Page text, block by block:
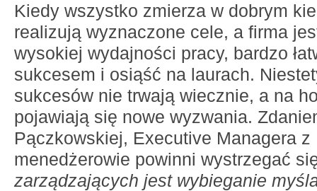
Kiedy wszystko zmierza w dobrym
realizują wyznaczone cele, a firma
wysokiej wydajności pracy, bardzo
sukcesem i osiąść na laurach.
sukcesów nie trwają wiecznie, a na
pojawiają się nowe wyzwania.
Pączkowskiej, Executive Managera z
menedżerowie powinni wystrzegać
zarządzających jest wybieganie